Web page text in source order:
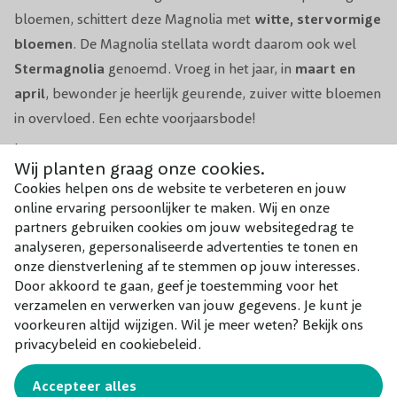
Wij planten graag onze cookies.
Cookies helpen ons de website te verbeteren en jouw
online ervaring persoonlijker te maken. Wij en onze
partners gebruiken cookies om jouw websitegedrag te
analyseren, gepersonaliseerde advertenties te tonen en
onze dienstverlening af te stemmen op jouw interesses.
Door akkoord te gaan, geef je toestemming voor het
verzamelen en verwerken van jouw gegevens. Je kunt je
voorkeuren altijd wijzigen. Wil je meer weten? Bekijk ons
privacybeleid en cookiebeleid.
Accepteer alles
bloemen, schittert deze Magnolia met witte, stervormige
bloemen. De Magnolia stellata wordt daarom ook wel
Stermagnolia genoemd. Vroeg in het jaar, in maart en
april, bewonder je heerlijk geurende, zuiver witte bloemen
in overvloed. Een echte voorjaarsbode!
Na de bloei loopt de struik uit metsmalle, ovale,
donkergroene bladeren. Hoewel de Stermagnolianiet
wintergroenis, is de struik wel winterhard. Door de
vroege bloei kunnen de knoppen helaas wel kans op
vorstschade oplopen, dus eenbeschutte standplaatsis
gewenst.
De Magnolia stellata groeitbossig opgaand
naarmate de voorjaarsbloeier ouder wordt meer
bolvormig. Het is een
Lees meer
Aantal per m2 1
Organische meststof
Groeisnelheid Langzaam
Geschikt voor Solitair / kleine tuin
Combineer met
Onze aanraders bij dit product